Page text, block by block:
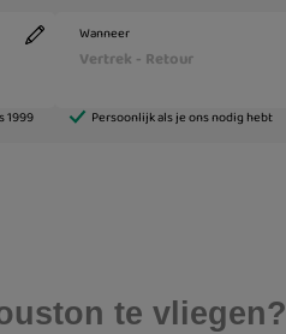
te vliegen?